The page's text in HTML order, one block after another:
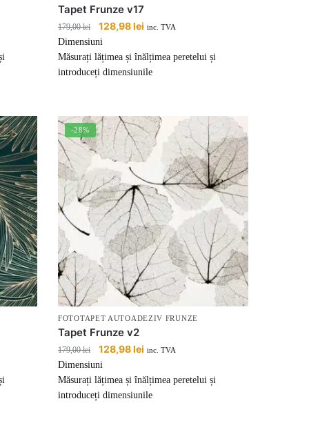
Tapet Frunze v17
179,00lei
Prețul
inițial
a
fost:
128,98lei Prețul
este:
128,98 lei.
inc. TVA
Dimensiuni
Măsurați lățimea și înălțimea peretelui și
introduceți dimensiunile
-28%
FOTOTAPET AUTOADEZIV FRUNZE
Tapet Frunze v2
179,00lei
Prețul
inițial
a
fost:
128,98lei Prețul
este:
128,98 lei.
inc. TVA
Dimensiuni
Măsurați lățimea și înălțimea peretelui și
introduceți dimensiunile